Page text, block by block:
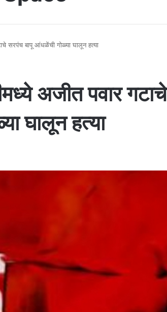
सरपंच बापू आंधळेंची गोळ्या घालून हत्या
अजीत पवार गटाचे
घालून हत्या